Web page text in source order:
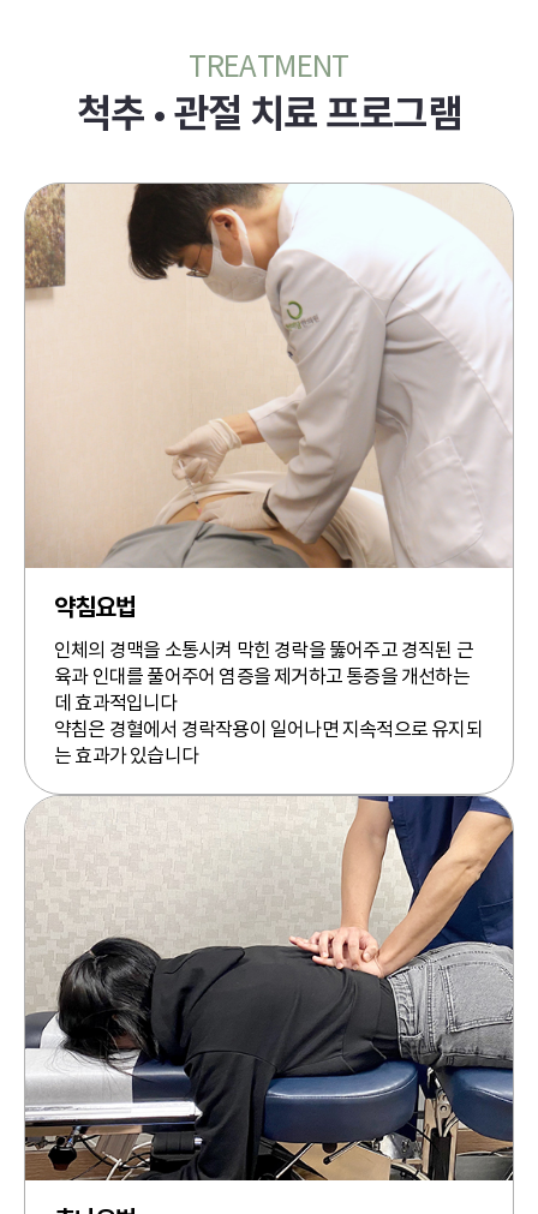
TREATMENT
척추 • 관절 치료 프로그램
약침요법
인체의 경맥을 소통시켜 막힌 경락을 뚫어주고 경직된 근
육과 인대를 풀어주어 염증을 제거하고 통증을 개선하는
데 효과적입니다
약침은 경혈에서 경락작용이 일어나면 지속적으로 유지되
는 효과가 있습니다